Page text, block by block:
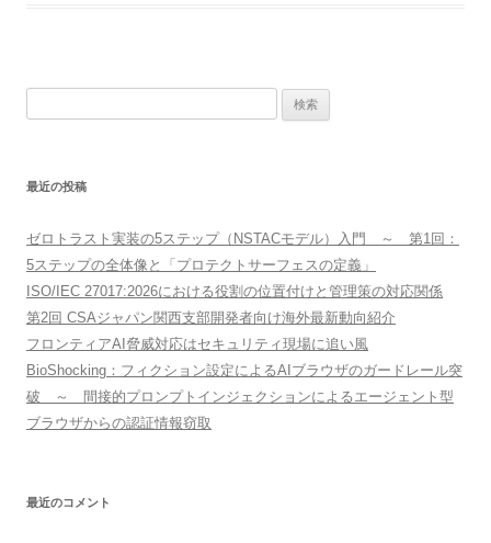
索:
最近の投稿
ゼロトラスト実装の5ステップ（NSTACモデル）入門 ～ 第1回：
5ステップの全体像と「プロテクトサーフェスの定義」
ISO/IEC 27017:2026における役割の位置付けと管理策の対応関係
第2回 CSAジャパン関西支部開発者向け海外最新動向紹介
フロンティアAI脅威対応はセキュリティ現場に追い風
BioShocking：フィクション設定によるAIブラウザのガードレール突
破 ～ 間接的プロンプトインジェクションによるエージェント型
ブラウザからの認証情報窃取
最近のコメント